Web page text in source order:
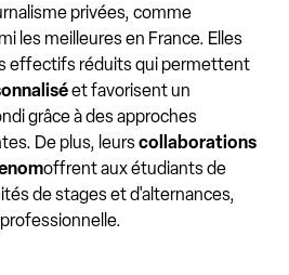
privées, comme
les meilleures en France. Elles
effectifs réduits qui permettent
et favorisent un
grâce à des approches
De plus, leurscollaborations
offrent aux étudiants de
de stages et d'alternances,